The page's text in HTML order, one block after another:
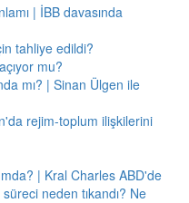
| İBB davasında
tahliye edildi?
mu?
mı? | Sinan Ülgen ile
rejim-toplum ilişkilerini
| Kral Charles ABD'de
neden tıkandı? Ne